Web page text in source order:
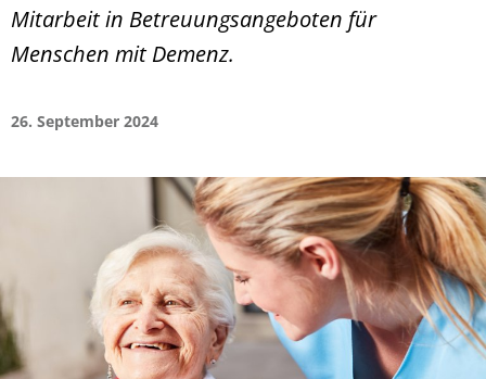
Mitarbeit in Betreuungsangeboten für
Menschen mit Demenz.
26. September 2024